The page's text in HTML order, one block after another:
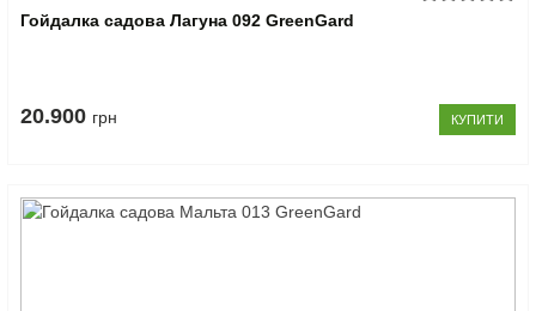
Гойдалка садова Лагуна 092 GreenGard
20.900 грн КУПИТИ